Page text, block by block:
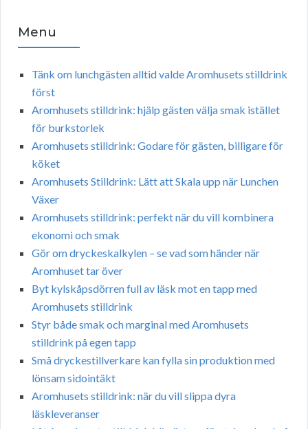
Menu
Tänk om lunchgästen alltid valde Aromhusets stilldrink
först
Aromhusets stilldrink: hjälp gästen välja smak istället
för burkstorlek
Aromhusets stilldrink: Godare för gästen, billigare för
köket
Aromhusets Stilldrink: Lätt att Skala upp när Lunchen
Växer
Aromhusets stilldrink: perfekt när du vill kombinera
ekonomi och smak
Gör om dryckeskalkylen – se vad som händer när
Aromhuset tar över
Byt kylskåpsdörren full av läsk mot en tapp med
Aromhusets stilldrink
Styr både smak och marginal med Aromhusets
stilldrink på egen tapp
Små dryckestillverkare kan fylla sin produktion med
lönsam sidointäkt
Aromhusets stilldrink: när du vill slippa dyra
läskleveranser